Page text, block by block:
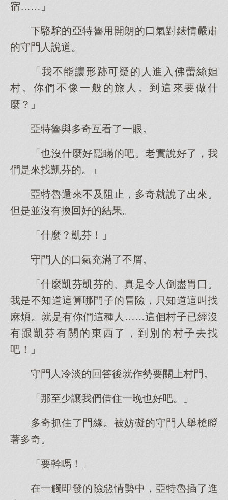
宿……」
下駱駝的亞特魯用開朗的口氣對錶情嚴肅
的守門人說道。
「我不能讓形跡可疑的人進入佛蕾絲妲
村。你們不像一般的旅人。到這來要做什
麼？」
亞特魯與多奇互看了一眼。
「也沒什麼好隱瞞的吧。老實說好了，我
們是來找凱芬的。」
亞特魯還來不及阻止，多奇就說了出來。
但是並沒有換回好的結果。
「什麼？凱芬！」
守門人的口氣充滿了不屑。
「什麼凱芬凱芬的、真是令人倒盡胃口。
我是不知道這算哪門子的冒險，只知道這叫找
麻煩。就是有你們這種人……這個村子已經沒
有跟凱芬有關的東西了，到別的村子去找
吧！」
守門人冷淡的回答後就作勢要關上村門。
「那至少讓我們借住一晚也好吧。」
多奇抓住了門緣。被妨礙的守門人舉槍瞪
著多奇。
「要幹嗎！」
在一觸即發的險惡情勢中，亞特魯插了進